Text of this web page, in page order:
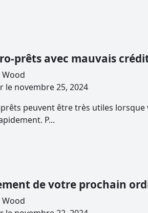
prêts avec mauvais
Par Caitlin Wood
Mise à jour le novembre 25, 2024
peuvent être très utiles
P...
de votre prochain
Par Caitlin Wood